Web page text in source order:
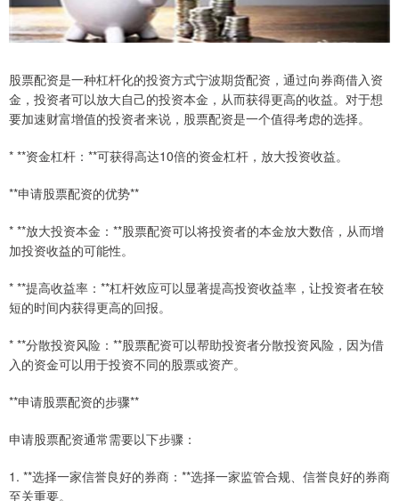
股票配资是一种杠杆化的投资方式宁波期货配资，通过向券商借入资
金，投资者可以放大自己的投资本金，从而获得更高的收益。对于想
要加速财富增值的投资者来说，股票配资是一个值得考虑的选择。
* **资金杠杆：**可获得高达10倍的资金杠杆，放大投资收益。
**申请股票配资的优势**
* **放大投资本金：**股票配资可以将投资者的本金放大数倍，从而增
加投资收益的可能性。
* **提高收益率：**杠杆效应可以显著提高投资收益率，让投资者在较
短的时间内获得更高的回报。
* **分散投资风险：**股票配资可以帮助投资者分散投资风险，因为借
入的资金可以用于投资不同的股票或资产。
**申请股票配资的步骤**
申请股票配资通常需要以下步骤：
1. **选择一家信誉良好的券商：**选择一家监管合规、信誉良好的券商
至关重要。